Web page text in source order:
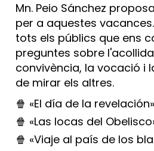
Mn. Peio Sánchez
per a aquestes
tots els públics que ens
preguntes sobre
convivència, la vocació i
de mirar els altres.
🍿 «El día de la revelación»
🍿 «Las locas del
🍿 «Viaje al país de los